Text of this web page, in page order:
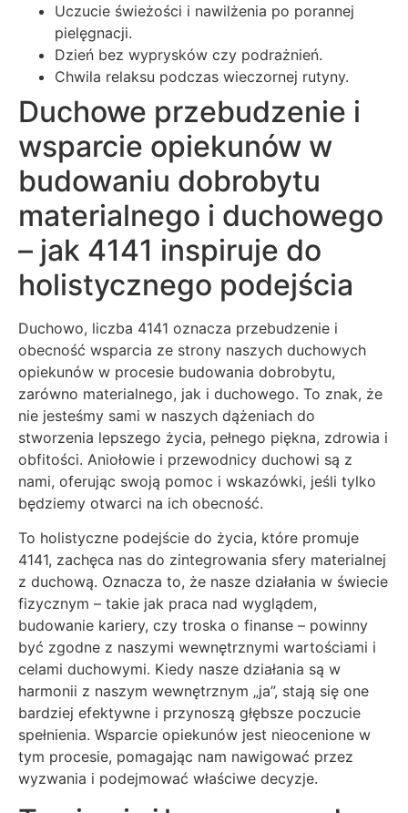
Uczucie świeżości i nawilżenia po porannej
pielęgnacji.
Dzień bez wyprysków czy podrażnień.
Chwila relaksu podczas wieczornej rutyny.
Duchowe przebudzenie i
wsparcie opiekunów w
budowaniu dobrobytu
materialnego i duchowego
– jak 4141 inspiruje do
holistycznego podejścia
Duchowo, liczba 4141 oznacza przebudzenie i
obecność wsparcia ze strony naszych duchowych
opiekunów w procesie budowania dobrobytu,
zarówno materialnego, jak i duchowego. To znak, że
nie jesteśmy sami w naszych dążeniach do
stworzenia lepszego życia, pełnego piękna, zdrowia i
obfitości. Aniołowie i przewodnicy duchowi są z
nami, oferując swoją pomoc i wskazówki, jeśli tylko
będziemy otwarci na ich obecność.
To holistyczne podejście do życia, które promuje
4141, zachęca nas do zintegrowania sfery materialnej
z duchową. Oznacza to, że nasze działania w świecie
fizycznym – takie jak praca nad wyglądem,
budowanie kariery, czy troska o finanse – powinny
być zgodne z naszymi wewnętrznymi wartościami i
celami duchowymi. Kiedy nasze działania są w
harmonii z naszym wewnętrznym „ja”, stają się one
bardziej efektywne i przynoszą głębsze poczucie
spełnienia. Wsparcie opiekunów jest nieocenione w
tym procesie, pomagając nam nawigować przez
wyzwania i podejmować właściwe decyzje.